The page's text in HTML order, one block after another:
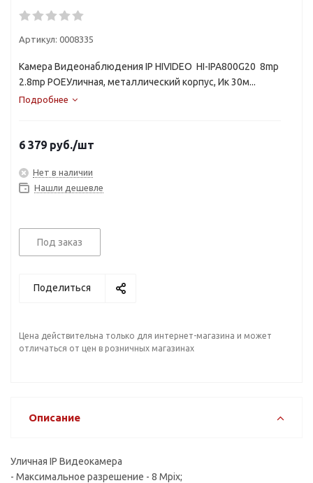
Артикул: 0008335
Камера Видеонаблюдения IP HIVIDEO HI-IPA800G20 8mp
2.8mp POEУличная, металлический корпус, Ик 30м...
Подробнее
6 379 руб./шт
Нет в наличии
Нашли дешевле
Под заказ
Поделиться
Цена действительна только для интернет-магазина и может
отличаться от цен в розничных магазинах
Описание
Уличная IP Видеокамера
- Максимальное разрешение - 8 Mpix;